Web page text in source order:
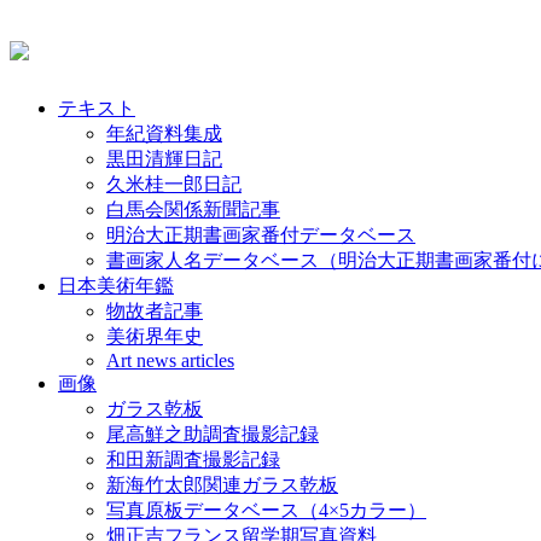
テキスト
年紀資料集成
黒田清輝日記
久米桂一郎日記
白馬会関係新聞記事
明治大正期書画家番付データベース
書画家人名データベース（明治大正期書画家番付
日本美術年鑑
物故者記事
美術界年史
Art news articles
画像
ガラス乾板
尾高鮮之助調査撮影記録
和田新調査撮影記録
新海竹太郎関連ガラス乾板
写真原板データベース（4×5カラー）
畑正吉フランス留学期写真資料